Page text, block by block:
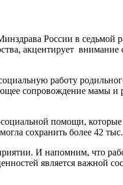
России в седьмой
акцентирует
работу
сопровождение мамы и
помощи,
сохранить более 42
И напомним, что
является важной